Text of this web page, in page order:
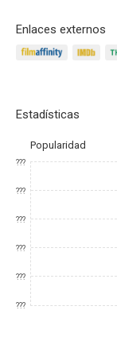
Enlaces externos
Estadísticas
Popularidad
???
???
???
???
???
???